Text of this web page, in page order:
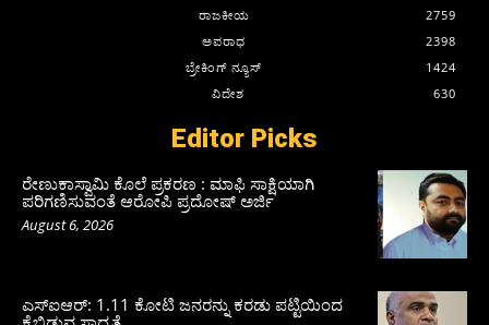
ರಾಜಕೀಯ
2759
ಅಪರಾಧ
2398
ಬ್ರೇಕಿಂಗ್ ನ್ಯೂಸ್
1424
ವಿದೇಶ
630
Editor Picks
ರೇಣುಕಾಸ್ವಾಮಿ ಕೊಲೆ ಪ್ರಕರಣ : ಮಾಫಿ ಸಾಕ್ಷಿಯಾಗಿ
ಪರಿಗಣಿಸುವಂತೆ ಆರೋಪಿ ಪ್ರದೋಷ್‌ ಅರ್ಜಿ
August 6, 2026
ಎಸ್‌ಐಆರ್‌: 1.11 ಕೋಟಿ ಜನರನ್ನು ಕರಡು ಪಟ್ಟಿಯಿಂದ